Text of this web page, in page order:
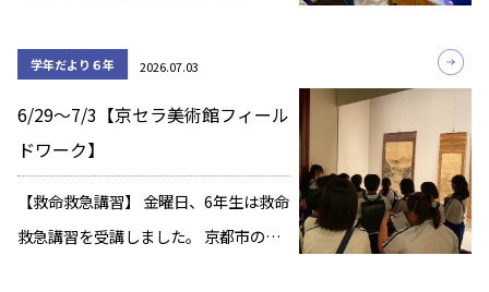
学年だより６年 2026.07.03
6/29～7/3【京セラ美術館フィール
ドワーク】
【救命救急講習】 金曜日、6年生は救命
救急講習を受講しました。 京都市の消